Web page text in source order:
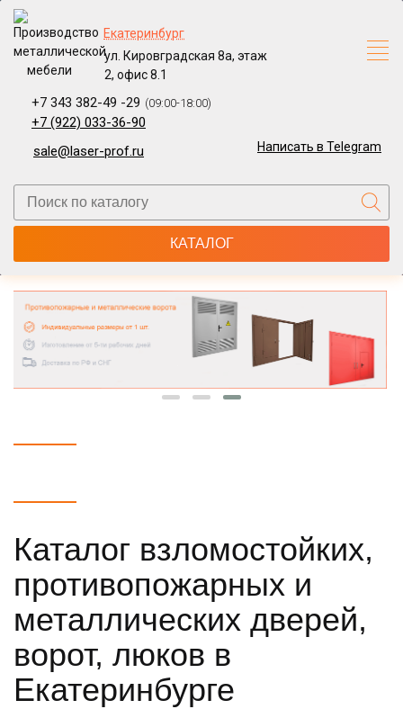
Екатеринбург
ул. Кировградская 8а, этаж
2, офис 8.1
+7 343 382-49 -29 (09:00-18:00)
+7 (922) 033-36-90
sale@laser-prof.ru
Написать в Telegram
КАТАЛОГ
Каталог взломостойких,
противопожарных и
металлических дверей,
ворот, люков в
Екатеринбурге